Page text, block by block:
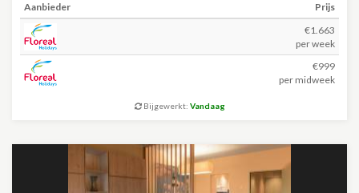
Aanbieder
Prijs
€1.663
per week
€999
per midweek
Bijgewerkt: Vandaag